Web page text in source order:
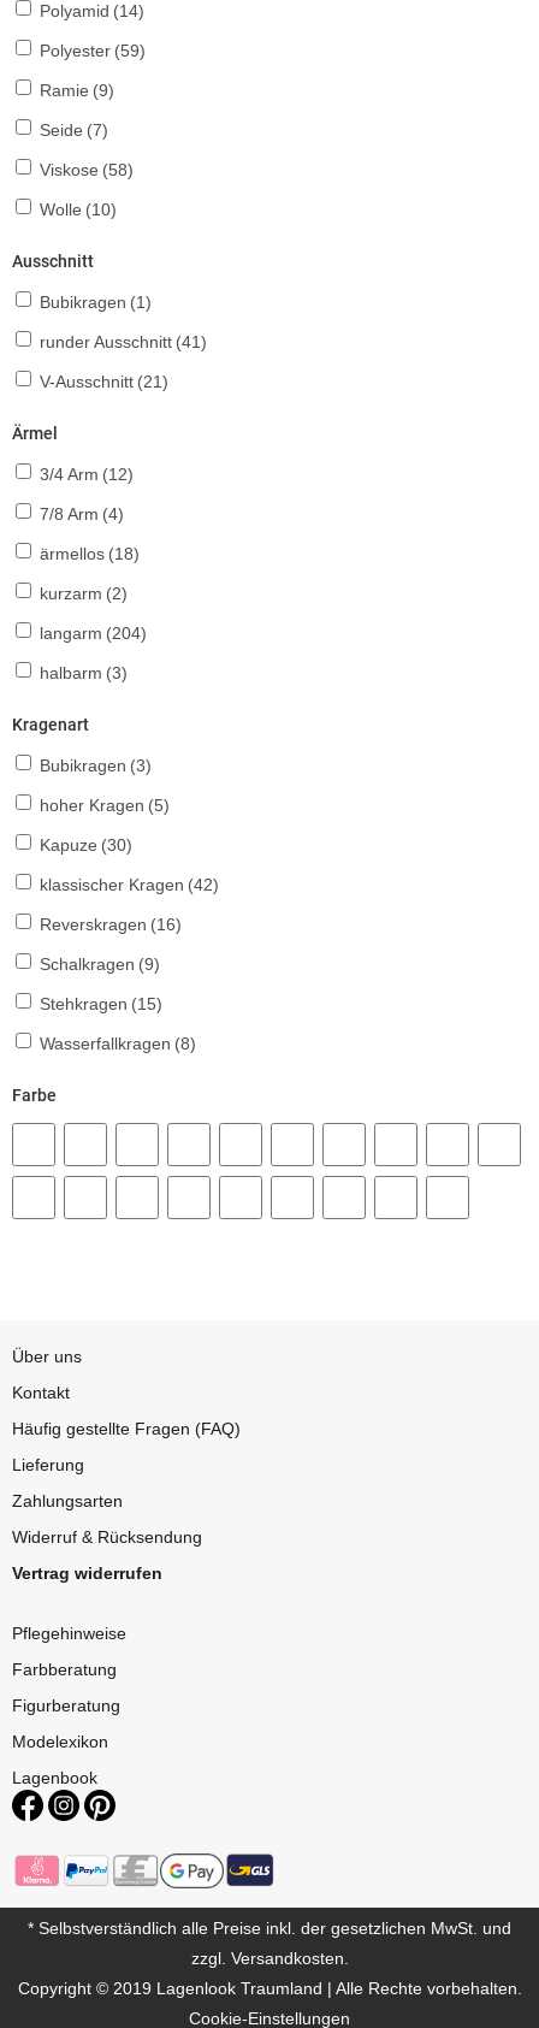
Polyamid (14)
Polyester (59)
Ramie (9)
Seide (7)
Viskose (58)
Wolle (10)
Ausschnitt
Bubikragen (1)
runder Ausschnitt (41)
V-Ausschnitt (21)
Ärmel
3/4 Arm (12)
7/8 Arm (4)
ärmellos (18)
kurzarm (2)
langarm (204)
halbarm (3)
Kragenart
Bubikragen (3)
hoher Kragen (5)
Kapuze (30)
klassischer Kragen (42)
Reverskragen (16)
Schalkragen (9)
Stehkragen (15)
Wasserfallkragen (8)
Farbe
Über uns
Kontakt
Häufig gestellte Fragen (FAQ)
Lieferung
Zahlungsarten
Widerruf & Rücksendung
Vertrag widerrufen
Pflegehinweise
Farbberatung
Figurberatung
Modelexikon
Lagenbook
* Selbstverständlich alle Preise inkl. der gesetzlichen MwSt. und
zzgl. Versandkosten.
Copyright © 2019 Lagenlook Traumland | Alle Rechte vorbehalten.
Cookie-Einstellungen